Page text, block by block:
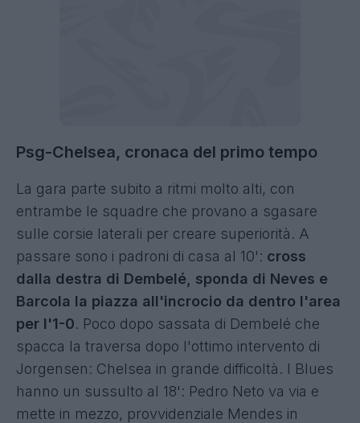
Psg-Chelsea, cronaca del primo tempo
La gara parte subito a ritmi molto alti, con
entrambe le squadre che provano a sgasare
sulle corsie laterali per creare superiorità. A
passare sono i padroni di casa al 10': cross
dalla destra di Dembelé, sponda di Neves e
Barcola la piazza all'incrocio da dentro l'area
per l'1-0. Poco dopo sassata di Dembelé che
spacca la traversa dopo l'ottimo intervento di
Jorgensen: Chelsea in grande difficoltà. I Blues
hanno un sussulto al 18': Pedro Neto va via e
mette in mezzo, provvidenziale Mendes in